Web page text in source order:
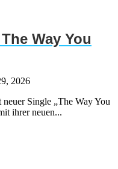
Way You
2026
Single „The Way You
ihrer neuen...